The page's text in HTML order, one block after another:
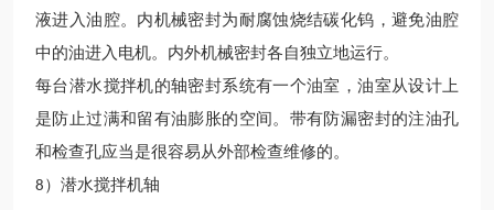
液进入油腔。内机械密封为耐腐蚀烧结碳化钨，避免油腔
中的油进入电机。内外机械密封各自独立地运行。
每台潜水搅拌机的轴密封系统有一个油室，油室从设计上
是防止过满和留有油膨胀的空间。带有防漏密封的注油孔
和检查孔应当是很容易从外部检查维修的。
8 ） 潜水搅拌机轴